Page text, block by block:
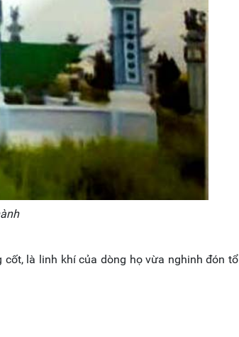
là linh khí của dòng họ vừa nghinh đón tổ